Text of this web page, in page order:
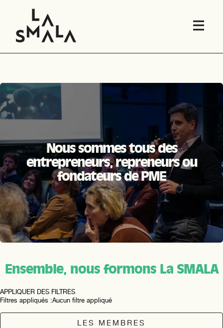
Nous sommes tous des
entrepreneurs, repreneurs ou
fondateurs dePME
Ensemble, nous formons La SMALA
APPLIQUER DES FILTRES
Filtres appliqués :Aucun filtre appliqué
LES MEMBRES